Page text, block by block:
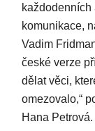
každodenních
komunikace,
Vadim
české verze
dělat věci,
omezovalo,“
Hana Petrová.